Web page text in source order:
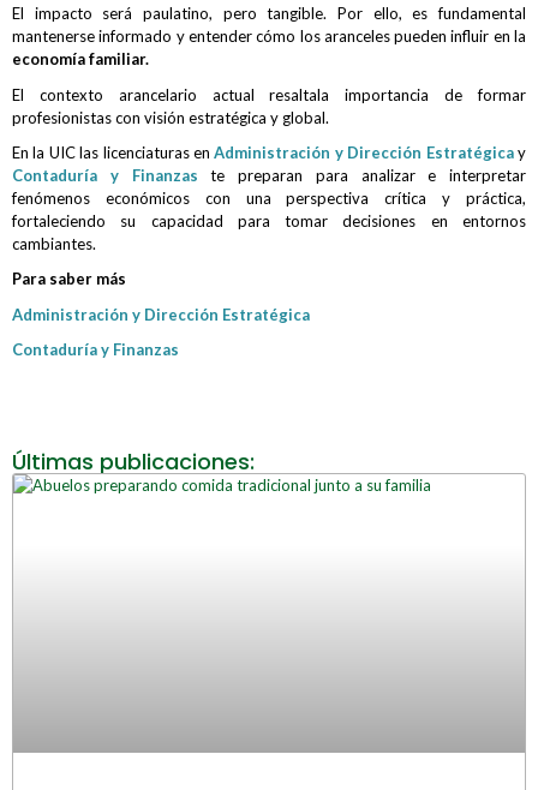
El impacto será paulatino, pero tangible. Por ello, es fundamental
mantenerse informado y entender cómo los aranceles pueden influir en la
economía familiar.
El contexto arancelario actual resaltala importancia de formar
profesionistas con visión estratégica y global.
En la UIC las licenciaturas enAdministración y Dirección Estratégicay
Contaduría y Finanzas te preparan para analizar e interpretar
fenómenos económicos con una perspectiva crítica y práctica,
fortaleciendo su capacidad para tomar decisiones en entornos
cambiantes.
Para saber más
Administración y Dirección Estratégica
Contaduría y Finanzas
Últimas publicaciones: